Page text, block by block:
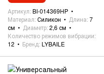
Артикул BI-014369HP
Материал Силикон Длина 7
см
Диаметр 2,6 см
Количество режимов вибрации
12
Бренд LYBAILE